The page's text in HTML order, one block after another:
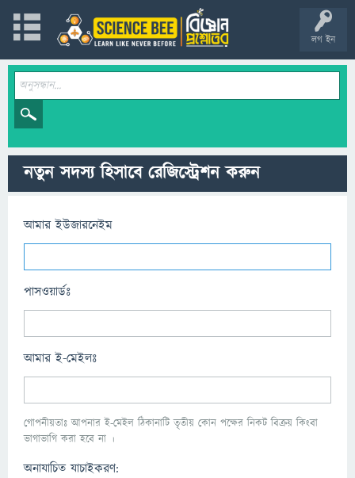
লগ ইন
নতুন সদস্য হিসাবে রেজিস্ট্রেশন করুন
আমার ইউজারনেইম
পাসওয়ার্ডঃ
আমার ই-মেইলঃ
গোপনীয়তাঃ আপনার ই-মেইল ঠিকানাটি তৃতীয় কোন পক্ষের নিকট বিক্রয় কিংবা
ভাগাভাগি করা হবে না ।
অনাযাচিত যাচাইকরণ: